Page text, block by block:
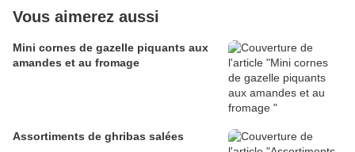
Vous aimerez aussi
Mini cornes de gazelle piquants aux
amandes et au fromage
Assortiments de ghribas salées